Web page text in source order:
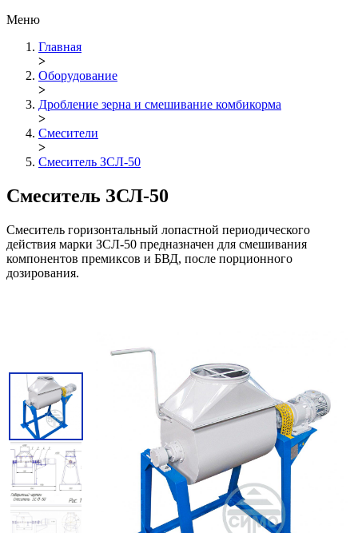
Меню
Главная
>
Оборудование
>
Дробление зерна и смешивание комбикорма
>
Смесители
>
Смеситель ЗСЛ-50
Смеситель ЗСЛ-50
Смеситель горизонтальный лопастной периодического
действия марки ЗСЛ-50 предназначен для смешивания
компонентов премиксов и БВД, после порционного
дозирования.